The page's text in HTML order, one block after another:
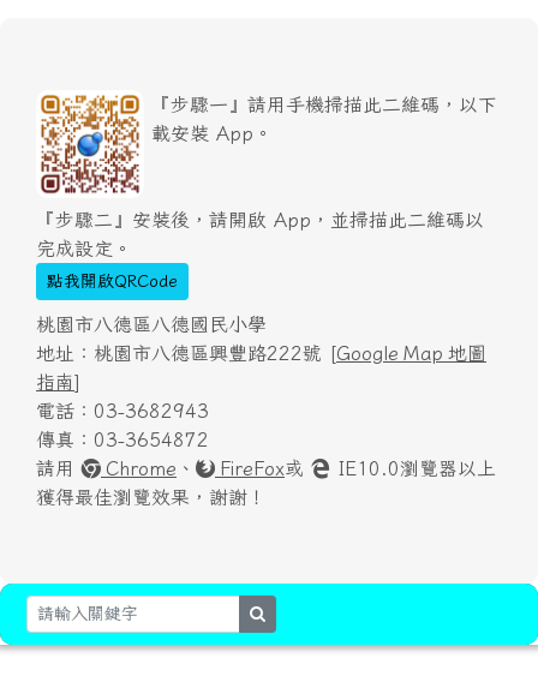
『步驟一』請用手機掃描此二維碼，以下
載安裝 App。
『步驟二』安裝後，請開啟 App，並掃描此二維碼以
完成設定。
點我開啟QRCode
桃園市八德區八德國民小學
地址：桃園市八德區興豐路222號 [Google Map 地圖
指南]
電話：03-3682943
傳真：03-3654872
請用
Chrome 、 FireFox或
IE10.0瀏覽器以上
獲得最佳瀏覽效果，謝謝！